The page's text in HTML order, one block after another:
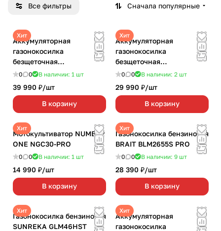
Все фильтры Сначала популярные
Хит
Аккумуляторная
газонокосилка
безщеточная
GREENWORKS
С АККУМ. 5Ач И З/У
0 0 В наличии: 1 шт
39 990 ₽/шт
В корзину
Хит
Аккумуляторная
газонокосилка
безщеточная
GREENWORKS GD40LM411
0 0 В наличии: 2 шт
29 990 ₽/шт
В корзину
Хит
Мотокультиватор NUMBER
ONE NGC30-PRO
0 0 В наличии: 1 шт
14 990 ₽/шт
В корзину
Хит
Газонокосилка бензиновая
BRAIT BLM2655S PRO
0 0 В наличии: 9 шт
28 390 ₽/шт
В корзину
Хит
Газонокосилка бензиновая
SUNREKA GLM46HST
Хит
Аккумуляторная
газонокосилка